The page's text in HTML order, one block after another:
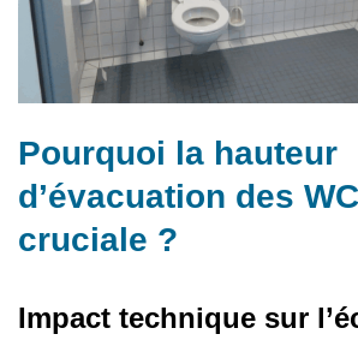
Pourquoi la hauteur
d’évacuation des
cruciale ?
Impact technique sur